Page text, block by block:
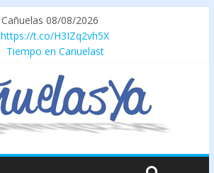
Cañuelas 08/08/2026
https://t.co/H3IZq2vh5X
Tiempo en Canuelast